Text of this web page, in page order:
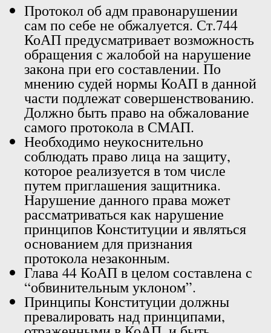
Протокол об адм правонарушении
сам по себе не обжалуется. Ст.744
КоАП предусматривает возможность
обращения с жалобой на нарушение
закона при его составлении. По
мнению судей нормы КоАП в данной
части подлежат совершенствованию.
Должно быть право на обжалование
самого протокола в СМАП.
Необходимо неукоснительно
соблюдать право лица на защиту,
которое реализуется в том числе
путем приглашения защитника.
Нарушение данного права может
рассматриваться как нарушение
принципов Конституции и являться
основанием для признания
протокола незаконным.
Глава 44 КоАП в целом составлена с
“обвинительным уклоном”.
Принципы Конституции должны
превалировать над принципами,